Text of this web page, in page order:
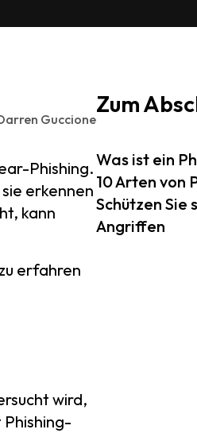
Guccione
Phishing.
erkennen
kann
erfahren
wird,
Zum
Was ist ein
10 Arten von
Schützen Sie
Angriffen